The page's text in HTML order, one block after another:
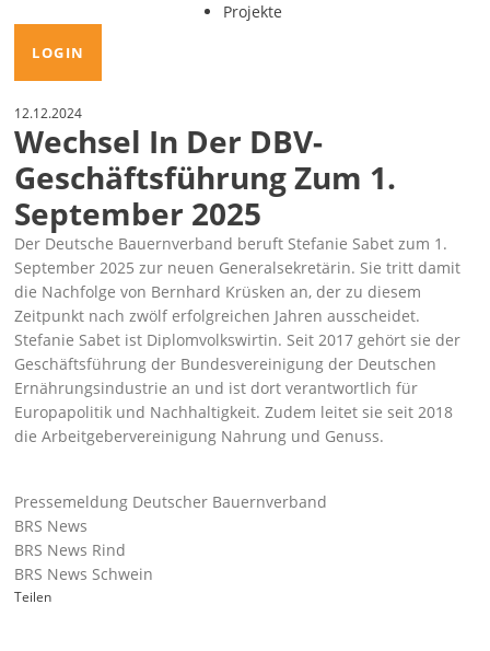
Projekte
LOGIN
12.12.2024
Wechsel In Der DBV-
Geschäftsführung Zum 1.
September 2025
Der Deutsche Bauernverband beruft Stefanie Sabet zum 1.
September 2025 zur neuen Generalsekretärin. Sie tritt damit
die Nachfolge von Bernhard Krüsken an, der zu diesem
Zeitpunkt nach zwölf erfolgreichen Jahren ausscheidet.
Stefanie Sabet ist Diplomvolkswirtin. Seit 2017 gehört sie der
Geschäftsführung der Bundesvereinigung der Deutschen
Ernährungsindustrie an und ist dort verantwortlich für
Europapolitik und Nachhaltigkeit. Zudem leitet sie seit 2018
die Arbeitgebervereinigung Nahrung und Genuss.
Pressemeldung Deutscher Bauernverband
BRS News
BRS News Rind
BRS News Schwein
Teilen